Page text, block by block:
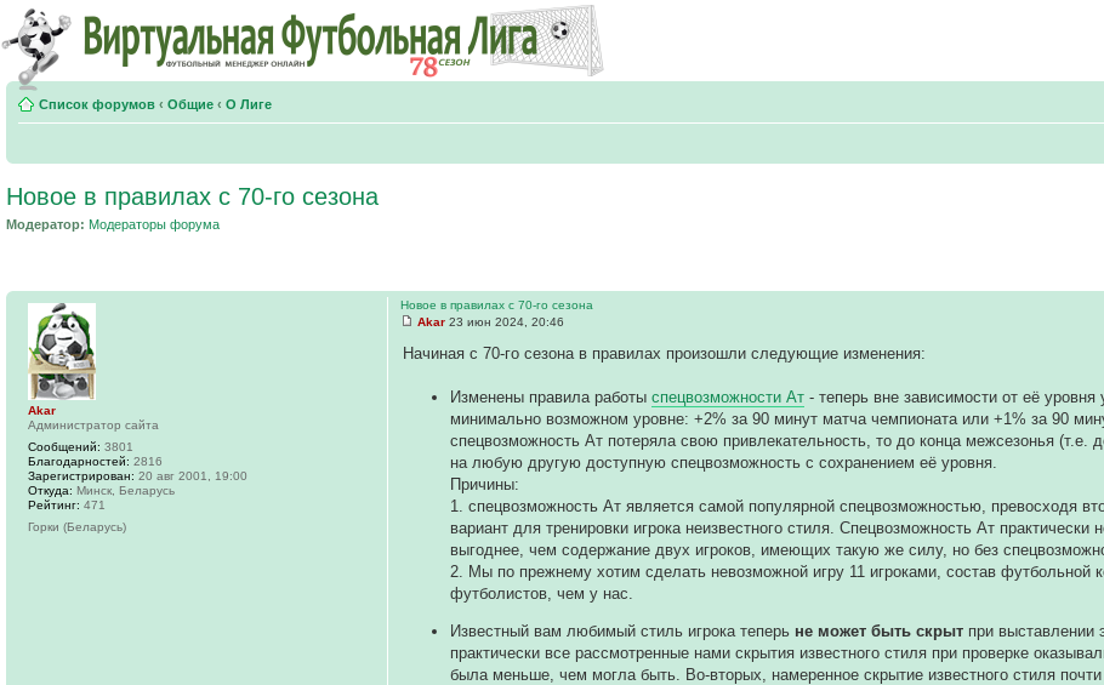
Список форумов ‹ Общие ‹ О Лиге
Новое в правилах с 70-го сезона
Модератор: Модераторы форума
Новое в правилах с 70-го сезона
Akar 23 июн 2024, 20:46
Начиная с 70-го сезона в правилах произошли следующие изменения:
Изменены правила работыспецвозможности Ат - теперь вне зависимости от её
минимально возможном уровне: +2% за 90 минут матча чемпионата или +1% за 90
спецвозможность Ат потеряла свою привлекательность, то до конца межсезонья
на любую другую доступную спецвозможность с сохранением её уровня.
Причины:
1. спецвозможность Ат является самой популярной спецвозможностью, превосходя
вариант для тренировки игрока неизвестного стиля. Спецвозможность Ат
выгоднее, чем содержание двух игроков, имеющих такую же силу, но без
2. Мы по прежнему хотим сделать невозможной игру 11 игроками, состав
футболистов, чем у нас.
Известный вам любимый стиль игрока теперь не может быть скрыт при выставлении
практически все рассмотренные нами скрытия известного стиля при проверке
была меньше, чем могла быть. Во-вторых, намеренное скрытие известного стиля
Akar
Администратор сайта
Сообщений: 3801
Благодарностей: 2816
Зарегистрирован: 20 авг 2001, 19:00
Откуда: Минск, Беларусь
Рейтинг: 471
Горки (Беларусь)